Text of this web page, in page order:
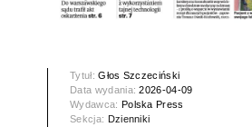
Tytuł:Głos Szczeciński
Data wydania:2026-04-09
Wydawca: Polska Press
Sekcja: Dzienniki